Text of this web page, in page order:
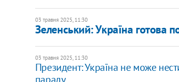
03 травня 2025, 11:30
Зеленський: Україна готова
03 травня 2025, 11:30
Президент: Україна не може